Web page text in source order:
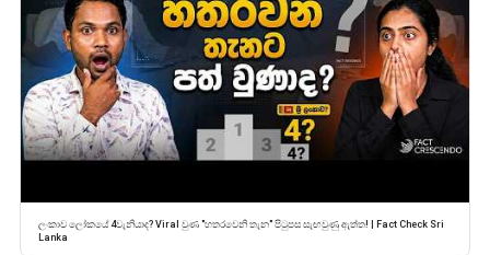
ලංකාව ලෝකයේ 4වැනියාද? Viral වුණ "හතරවෙනි තැන" පිටුපස සැඟවුණු ඇත්ත! | Fact Check Sri
Lanka